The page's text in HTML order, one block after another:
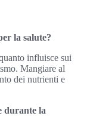
la salute?
influisce sui
Mangiare al
dei nutrienti e
durante la